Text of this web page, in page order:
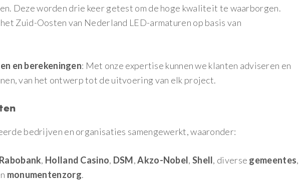
Deze worden drie keer getest om de hoge kwaliteit te waarborgen.
Zuid-Oosten van Nederland LED-armaturen op basis van
en berekeningen: Met onze expertise kunnen we klanten adviseren en
van het ontwerp tot de uitvoering van elk project.
bedrijven en organisaties samengewerkt, waaronder:
Rabobank, Holland Casino, DSM,Akzo-Nobel, Shell, diverse gemeentes,
monumentenzorg.